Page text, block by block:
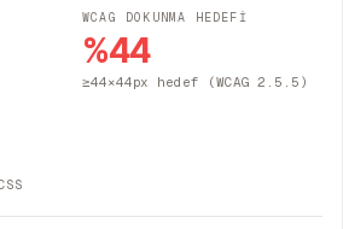
WCAG DOKUNMA HEDEFİ
%44
≥44×44px hedef (WCAG 2.5.5)